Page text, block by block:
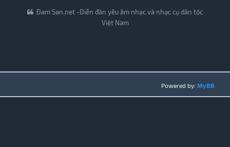
Đam San.net -Diễn đàn yêu âm nhạc và nhạc cụ dân tộc
Việt Nam
Powered by: MyBB